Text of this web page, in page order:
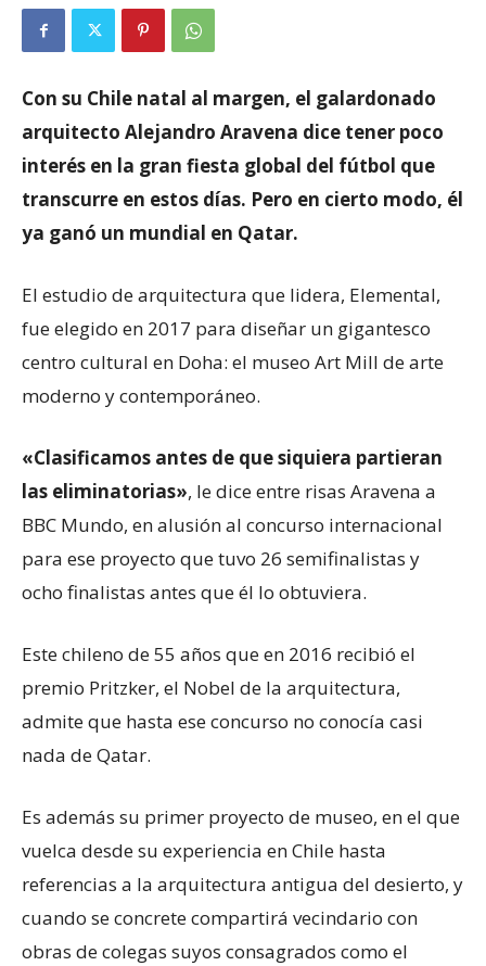
Con su Chile natal al margen, el galardonado
arquitecto Alejandro Aravena dice tener poco
interés en la gran fiesta global del fútbol que
transcurre en estos días. Pero en cierto modo, él
ya ganó un mundial en Qatar.
El estudio de arquitectura que lidera, Elemental,
fue elegido en 2017 para diseñar un gigantesco
centro cultural en Doha: el museo Art Mill de arte
moderno y contemporáneo.
«Clasificamos antes de que siquiera partieran
las eliminatorias», le dice entre risas Aravena a
BBC Mundo, en alusión al concurso internacional
para ese proyecto que tuvo 26 semifinalistas y
ocho finalistas antes que él lo obtuviera.
Este chileno de 55 años que en 2016 recibió el
premio Pritzker, el Nobel de la arquitectura,
admite que hasta ese concurso no conocía casi
nada de Qatar.
Es además su primer proyecto de museo, en el que
vuelca desde su experiencia en Chile hasta
referencias a la arquitectura antigua del desierto, y
cuando se concrete compartirá vecindario con
obras de colegas suyos consagrados como el